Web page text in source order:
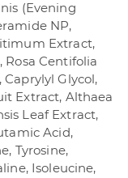
(Evening
NP,
Extract,
Rosa Centifolia
Glycol,
Extract, Althaea
Leaf Extract,
Acid,
Tyrosine,
Isoleucine,